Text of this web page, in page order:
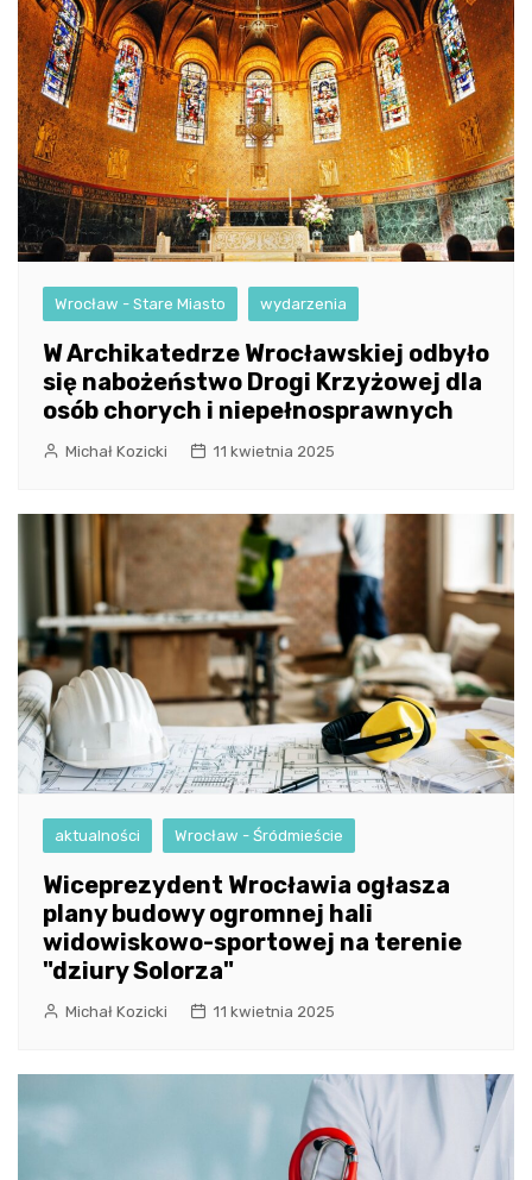
Wrocław - Stare Miasto wydarzenia
W Archikatedrze Wrocławskiej odbyło
się nabożeństwo Drogi Krzyżowej dla
osób chorych i niepełnosprawnych
Michał Kozicki 11 kwietnia 2025
aktualności Wrocław - Śródmieście
Wiceprezydent Wrocławia ogłasza
plany budowy ogromnej hali
widowiskowo-sportowej na terenie
"dziury Solorza"
Michał Kozicki 11 kwietnia 2025